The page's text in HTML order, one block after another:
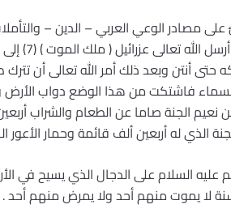
مصادر الوعي العربي – الدين –
ففي
حتى أنتن وبعد ذلك أمر الله تعالى أن
فاشتكت من هذا الوضع دواب الأرض
الذي له أربعين ألف قائمة وحمار الأعور
السلام على الدجال الذي يسيح في
لا يموت منهم أحد ولا يمرض منهم أحد .